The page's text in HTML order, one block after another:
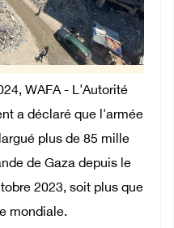
WAFA - L'Autorité
a déclaré que l'armée
plus de 85 mille
de Gaza depuis le
2023, soit plus que
mondiale.